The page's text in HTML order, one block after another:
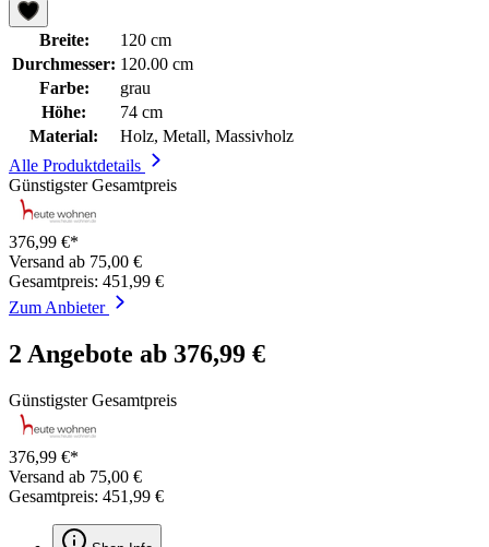
Breite:
120 cm
Durchmesser: 120.00 cm
Farbe:
grau
Höhe:
74 cm
Material:
Holz, Metall, Massivholz
Alle Produktdetails
Günstigster Gesamtpreis
376,99 €*
Versand ab 75,00 €
Gesamtpreis: 451,99 €
Zum Anbieter
2 Angebote ab 376,99 €
Günstigster Gesamtpreis
376,99 €*
Versand ab 75,00 €
Gesamtpreis: 451,99 €